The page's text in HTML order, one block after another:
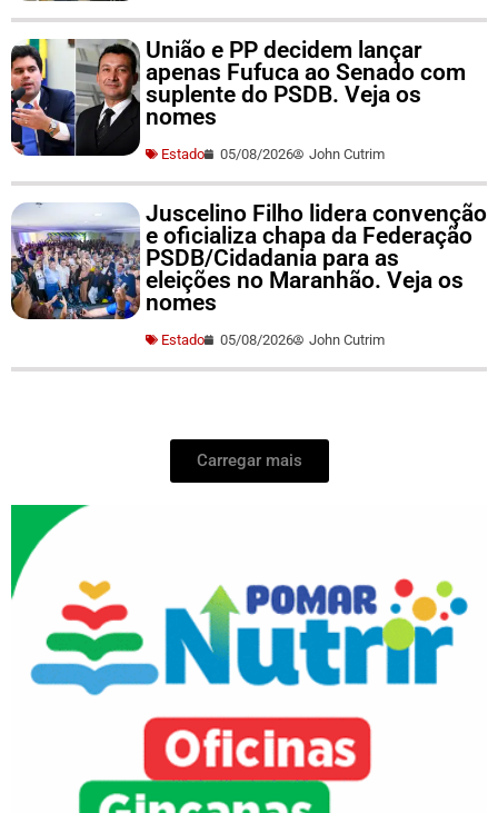
União e PP decidem lançar
apenas Fufuca ao Senado com
suplente do PSDB. Veja os
nomes
Estado 05/08/2026 John Cutrim
Juscelino Filho lidera convenção
e oficializa chapa da Federação
PSDB/Cidadania para as
eleições no Maranhão. Veja os
nomes
Estado 05/08/2026 John Cutrim
Carregar mais